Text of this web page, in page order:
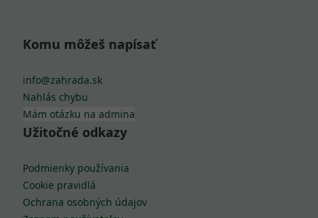
Komu môžeš napísať
info@zahrada.sk
Nahlás chybu
Mám otázku na admina
Užitočné odkazy
Podmienky používania
Cookie pravidlá
Ochrana osobných údajov